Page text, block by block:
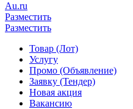
Au.ru
Разместить
Разместить
Товар (Лот)
Услугу
Промо (Объявление)
Заявку (Тендер)
Новая акция
Вакансию